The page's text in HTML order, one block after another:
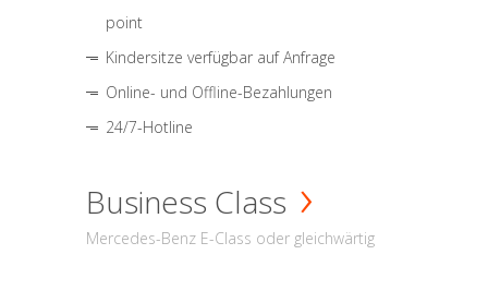
point
Kindersitze verfügbar auf Anfrage
Online- und Offline-Bezahlungen
24/7-Hotline
Business Class
Mercedes-Benz E-Class oder gleichwärtig